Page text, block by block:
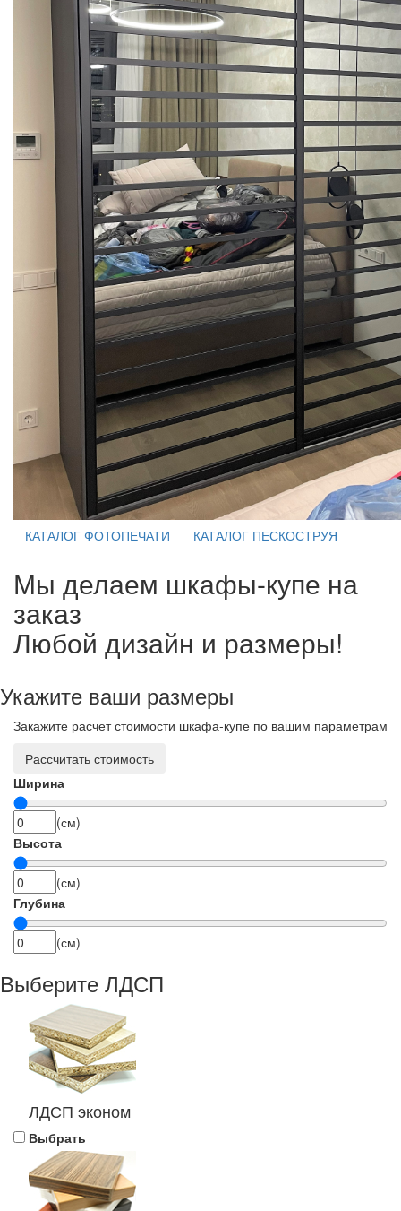
КАТАЛОГ ФОТОПЕЧАТИ КАТАЛОГ ПЕСКОСТРУЯ
Мы делаем шкафы-купе на
заказ
Любой дизайн и размеры!
Укажите ваши размеры
Закажите расчет стоимости шкафа-купе по вашим параметрам
Рассчитать стоимость
Ширина
(см)
Высота
(см)
Глубина
(см)
Выберите ЛДСП
ЛДСП эконом
Выбрать